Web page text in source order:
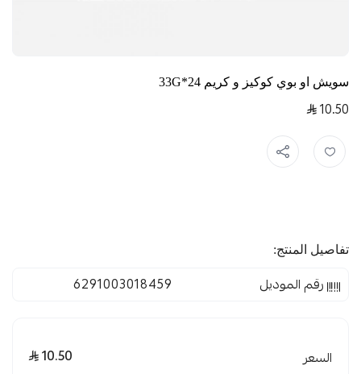
سويش او بوي كوكيز و كريم 24*33G
10.50
تفاصيل المنتج:
رقم الموديل 6291003018459
السعر 10.50